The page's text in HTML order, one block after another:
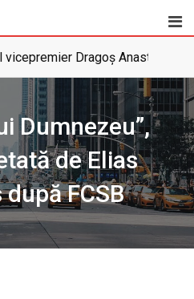
vicepremier Dragoș Anastasiu
Dumnezeu”,
de Elias
FCSB